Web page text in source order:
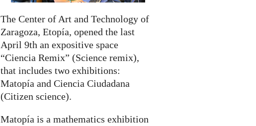
The Center of Art and Technology of
Zaragoza, Etopía, opened the last
April 9th an expositive space
“Ciencia Remix” (Science remix),
that includes two exhibitions:
Matopía and Ciencia Ciudadana
(Citizen science).
Matopía is a mathematics exhibition